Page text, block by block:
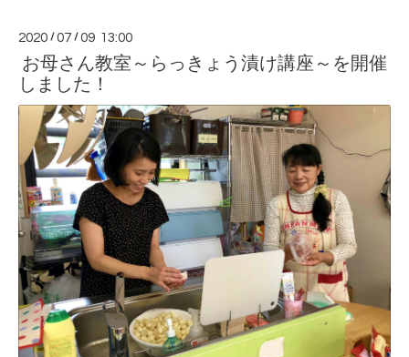
2020 /07 /09 13:00
お母さん教室～らっきょう漬け講座～を開催
しました！